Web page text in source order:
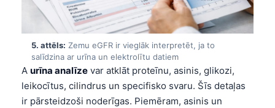
5. attēls: Zemu eGFR ir vieglāk interpretēt, ja to
salīdzina ar urīna un elektrolītu datiem
A urīna analīze var atklāt proteīnu, asinis, glikozi,
leikocītus, cilindrus un specifisko svaru. Šīs detaļas
ir pārsteidzoši noderīgas. Piemēram, asinis un
ພາສາລາວ
Basa Jawa
Cebuano
ئۇيغۇرچە
Кыргызча